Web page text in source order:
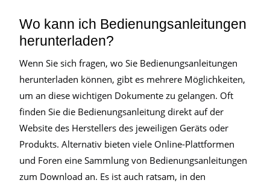
Wo kann ich Bedienungsanleitungen
herunterladen?
Wenn Sie sich fragen, wo Sie Bedienungsanleitungen
herunterladen können, gibt es mehrere Möglichkeiten,
um an diese wichtigen Dokumente zu gelangen. Oft
finden Sie die Bedienungsanleitung direkt auf der
Website des Herstellers des jeweiligen Geräts oder
Produkts. Alternativ bieten viele Online-Plattformen
und Foren eine Sammlung von Bedienungsanleitungen
zum Download an. Es ist auch ratsam, in den